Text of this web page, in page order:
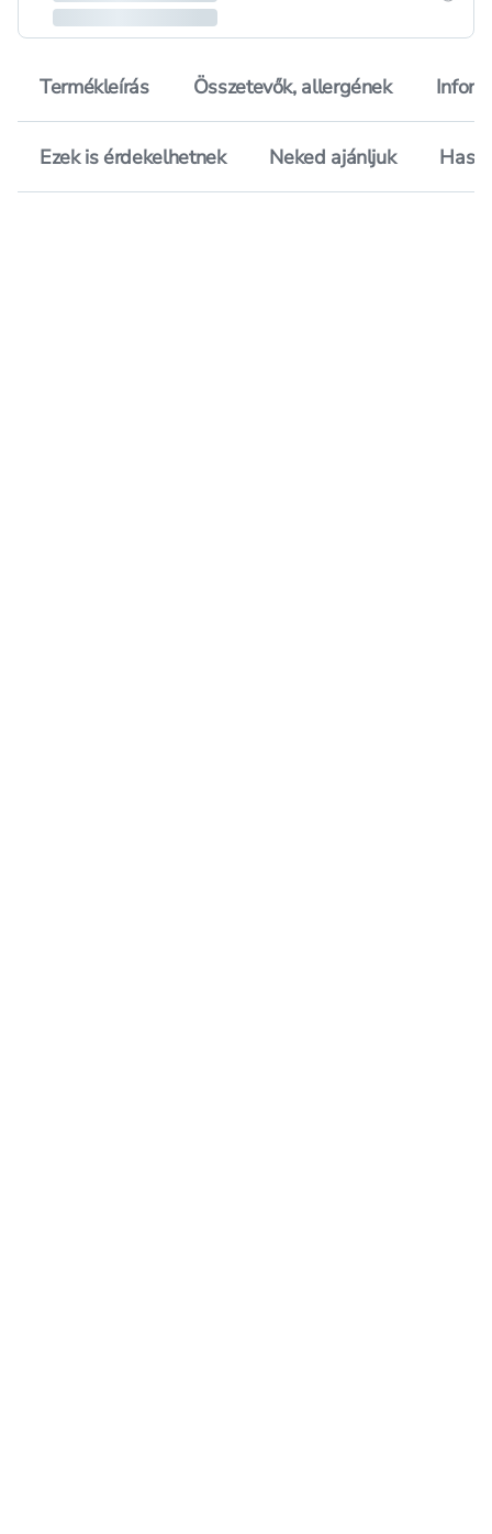
Termékleírás Összetevők, allergének
Ezek is érdekelhetnek Neked ajánljuk